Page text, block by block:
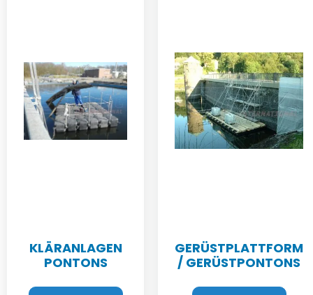
KLÄRANLAGEN
PONTONS
GERÜSTPLATTFORM
/ GERÜSTPONTONS